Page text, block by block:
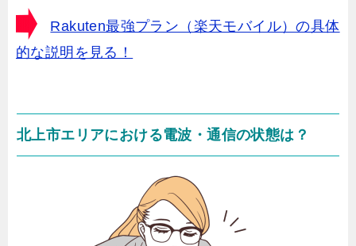
Rakuten最強プラン（楽天モバイル）の具体
的な説明を見る！
北上市エリアにおける電波・通信の状態は？